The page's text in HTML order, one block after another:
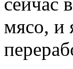
мясо, и